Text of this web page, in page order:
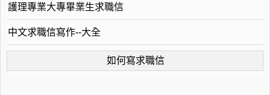
護理專業大專畢業生求職信
中文求職信寫作--大全
如何寫求職信